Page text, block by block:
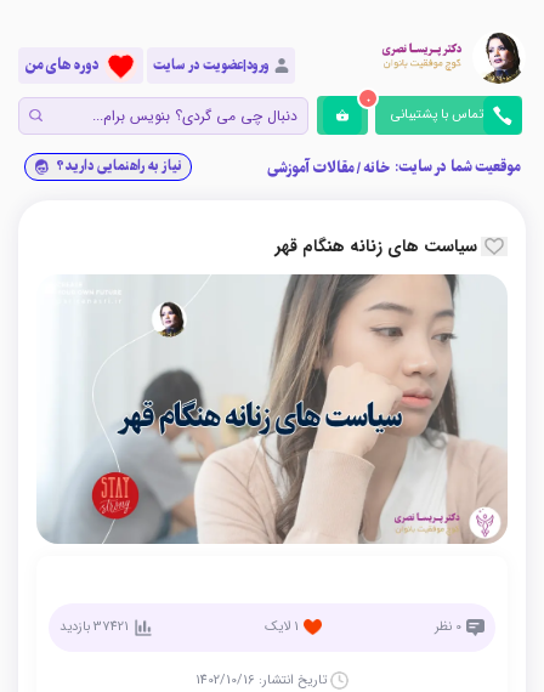
ورود|عضویت در سایت دوره های من
تماس با پشتیبانی
0
موقعیت شما در سایت: خانه/مقالات آموزشی نیاز به راهنمایی دارید؟
سیاست های زنانه هنگام قهر
0 نظر 1 لایک 37421بازدید
تاریخ انتشار: 1402/10/16